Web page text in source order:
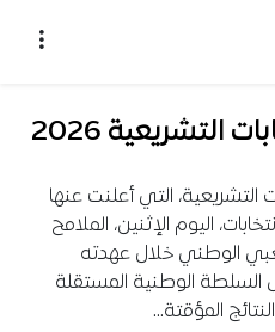
التشريعية 2026
التشريعية، التي أعلنت عنها
اليوم الإثنين، الملامح
الوطني خلال عهدته
السلطة الوطنية المستقلة
المؤقتة…